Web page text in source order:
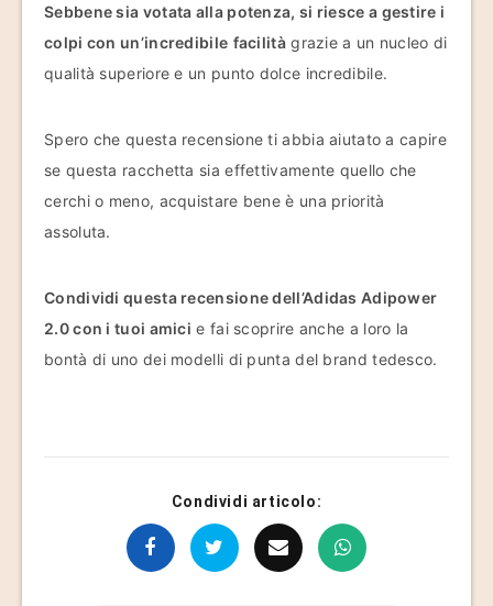
Sebbene sia votata alla potenza, si riesce a gestire i
colpi con un’incredibile facilitàgrazie a un nucleo di
qualità superiore e un punto dolce incredibile.
Spero che questa recensione ti abbia aiutato a capire
se questa racchetta sia effettivamente quello che
cerchi o meno, acquistare bene è una priorità
assoluta.
Condividi questa recensione dell’Adidas Adipower
2.0 con i tuoi amici e fai scoprire anche a loro la
bontà di uno dei modelli di punta del brand tedesco.
Condividi articolo: